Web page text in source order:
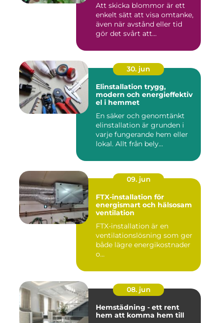
Att skicka blommor är ett
enkelt sätt att visa omtanke,
även när avstånd eller tid
gör det svårt att...
30. jun
Elinstallation trygg,
modern och energieffektiv
el i hemmet
En säker och genomtänkt
elinstallation är grunden i
varje fungerande hem eller
lokal. Allt från bely...
09. jun
FTX-installation för
energismart och hälsosam
ventilation
FTX-installation är en
ventilationslösning som ger
både lägre energikostnader
o...
08. jun
Hemstädning - ett rent
hem att komma hem till